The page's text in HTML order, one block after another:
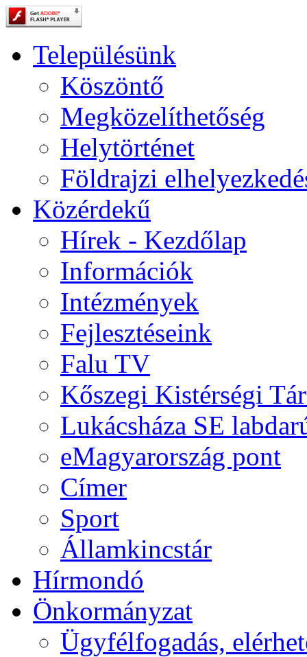
Településünk
Köszöntő
Megközelíthetőség
Helytörténet
Földrajzi
Közérdekű
Hírek - Kezdőlap
Információk
Intézmények
Fejlesztéseink
Falu TV
Kőszegi Kistérségi
Lukácsháza SE
eMagyarország pont
Címer
Sport
Államkincstár
Hírmondó
Önkormányzat
Ügyfélfogadás,